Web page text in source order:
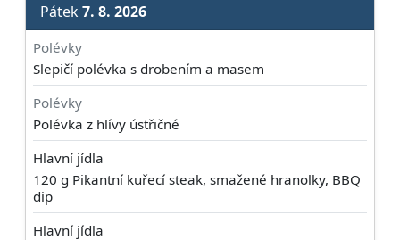
Pátek7. 8. 2026
Polévky
Slepičí polévka s drobením a masem
Polévky
Polévka z hlívy ústřičné
Hlavní jídla
120 g Pikantní kuřecí steak, smažené hranolky, BBQ
dip
Hlavní jídla